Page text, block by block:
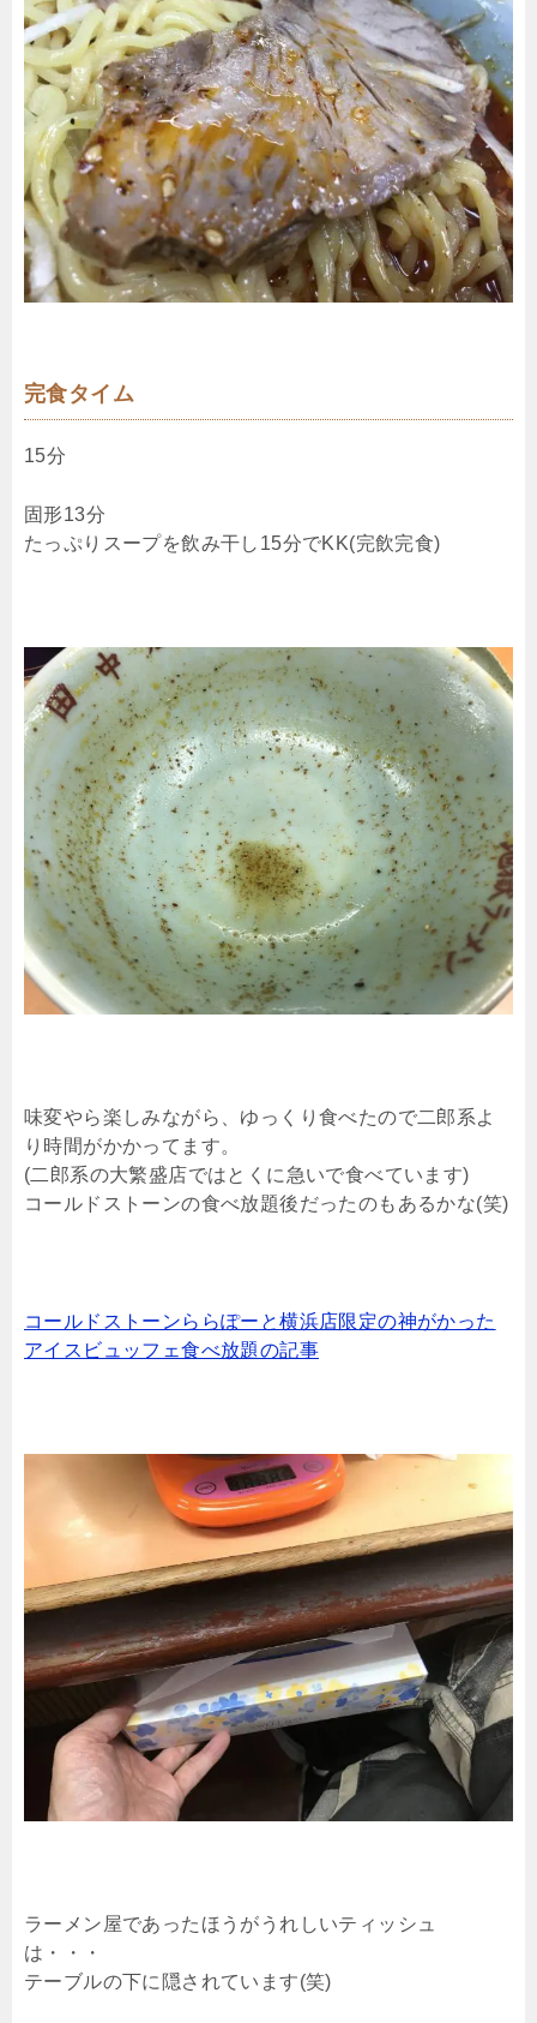
完食タイム
15分
固形13分
たっぷりスープを飲み干し15分でKK(完飲完食)
味変やら楽しみながら、ゆっくり食べたので二郎系よ
り時間がかかってます。
(二郎系の大繁盛店ではとくに急いで食べています)
コールドストーンの食べ放題後だったのもあるかな(笑)
コールドストーンららぽーと横浜店限定の神がかった
アイスビュッフェ食べ放題の記事
ラーメン屋であったほうがうれしいティッシュ
は・・・
テーブルの下に隠されています(笑)